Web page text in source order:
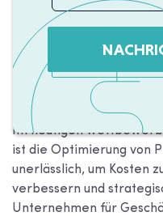
Im heutigen
ist die Optimierung von
unerlässlich, um Kosten
verbessern und
Unternehmen für